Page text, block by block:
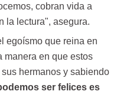
cobran vida a
la lectura", asegura.
egoísmo que reina en
manera en que estos
hermanos y sabiendo
ser felices es